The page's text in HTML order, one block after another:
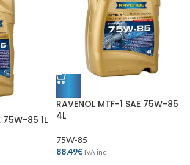
75W-85 1L
RAVENOL MTF-1 SAE 75W-85
4L
75W-85
88,49€ IVA inc